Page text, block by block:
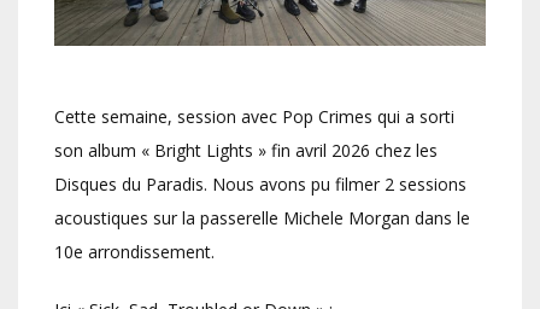
Cette semaine, session avec Pop Crimes qui a sorti
son album « Bright Lights » fin avril 2026 chez les
Disques du Paradis. Nous avons pu filmer 2 sessions
acoustiques sur la passerelle Michele Morgan dans le
10e arrondissement.